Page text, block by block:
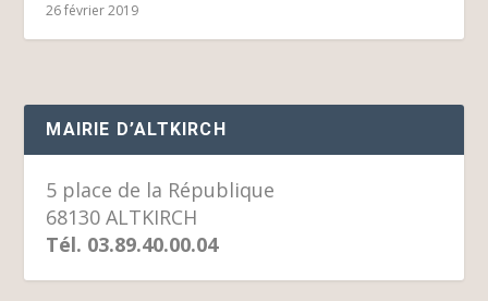
26 février 2019
MAIRIE D’ALTKIRCH
5 place de la République
68130 ALTKIRCH
Tél. 03.89.40.00.04